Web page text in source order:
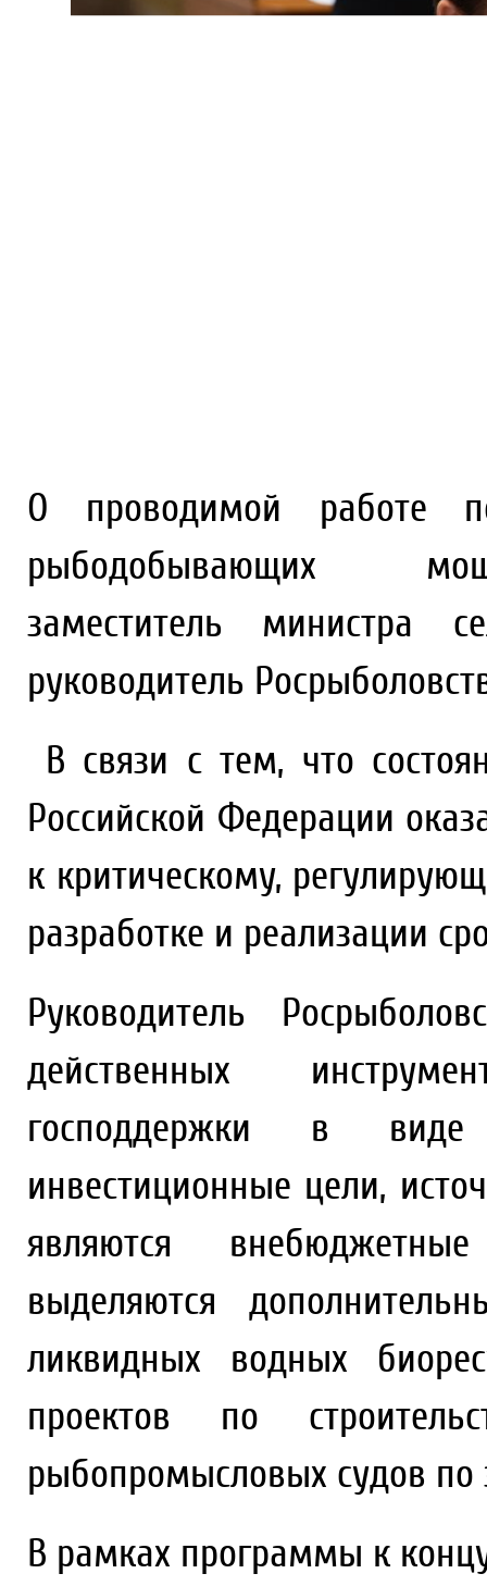
О проводимой работе
рыбодобывающих
заместитель министра
руководитель
В связи с тем, что
Российской Федерации
к критическому,
разработке и реализации
Руководитель
действенных
господдержки в
инвестиционные цели,
являются
выделяются
ликвидных водных
проектов по
рыбопромысловых судов
В рамках программы к